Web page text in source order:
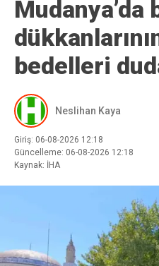
Mudanya’da
bedelleri
Neslihan Kaya
Giriş: 06-08-2026 12:18
Güncelleme: 06-08-2026 12:18
Kaynak: İHA